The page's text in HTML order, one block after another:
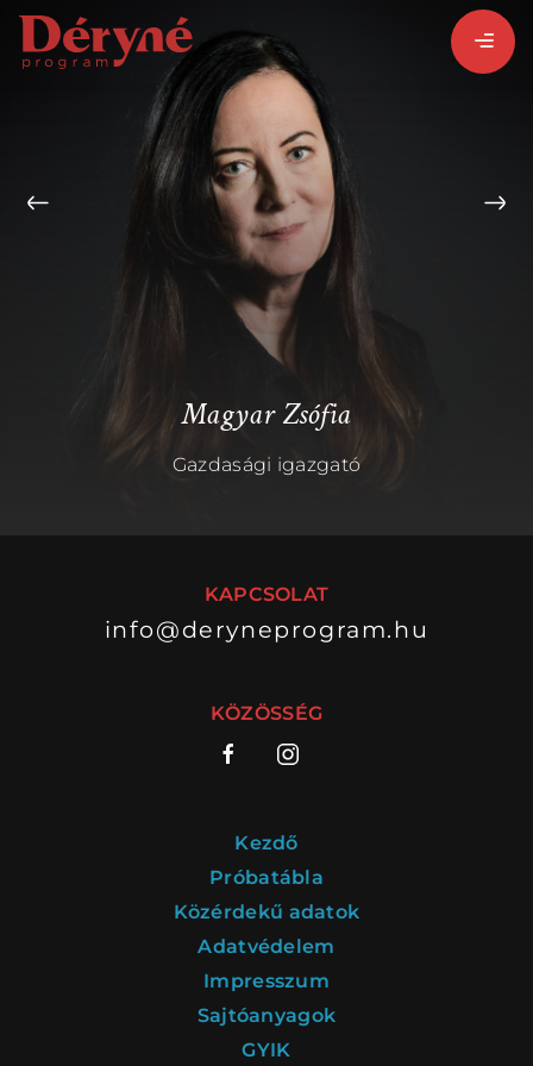
BEJELENTKEZEM
REGISZTRÁLOK
PROGRAMISMERTETŐ
ALPROGRAMOK:
KÖZREMŰKÖDŐK:
SZAKMAI BIZOTTSÁG
MENTOROK
ELŐADÁSOK
Magyar Zsófia
Gazdasági igazgató
KAPCSOLAT
info@deryneprogram.hu
KÖZÖSSÉG
Kezdő
Próbatábla
Közérdekű adatok
Adatvédelem
Impresszum
Sajtóanyagok
GYIK